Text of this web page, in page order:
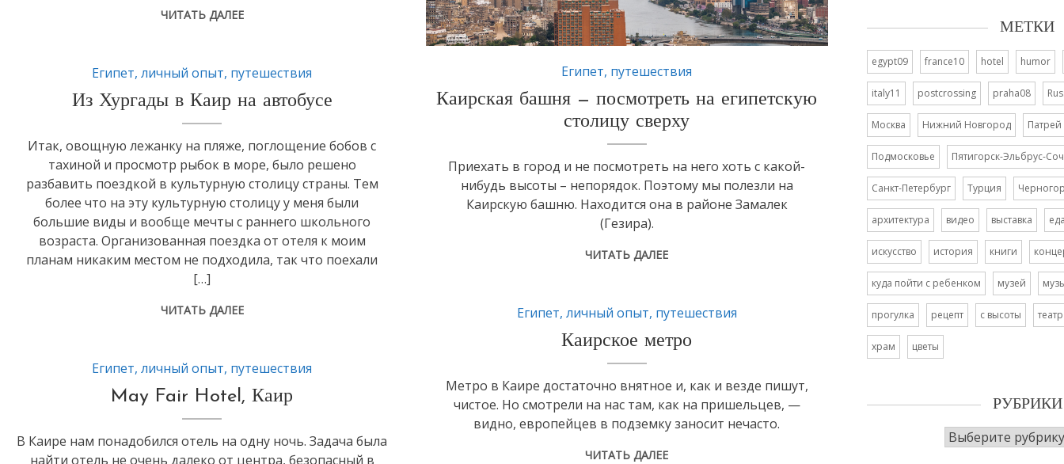
ЧИТАТЬ ДАЛЕЕ
Египет, путешествия
Каирская башня — посмотреть на египетскую
столицу сверху
Приехать в город и не посмотреть на него хоть с какой-
нибудь высоты – непорядок. Поэтому мы полезли на
Каирскую башню. Находится она в районе Замалек
(Гезира).
ЧИТАТЬ ДАЛЕЕ
Египет,личный опыт, путешествия
Из Хургады в Каир на автобусе
Итак, овощную лежанку на пляже, поглощение бобов с
тахиной и просмотр рыбок в море, было решено
разбавить поездкой в культурную столицу страны. Тем
более что на эту культурную столицу у меня были
большие виды и вообще мечты с раннего школьного
возраста. Организованная поездка от отеля к моим
планам никаким местом не подходила, так что поехали
[…]
ЧИТАТЬ ДАЛЕЕ Египет, личный опыт, путешествия
Каирское метро
Метро в Каире достаточно внятное и, как и везде пишут,
чистое. Но смотрели на нас там, как на пришельцев, —
видно, европейцев в подземку заносит нечасто.
ЧИТАТЬ ДАЛЕЕ
Египет,личный опыт, путешествия
May Fair Hotel, Каир
В Каире нам понадобился отель на одну ночь. Задача была
найти отель не очень далеко от центра, безопасный в
МЕТКИ
egypt09 france10 hotel humor
italy11 postcrossing praha08
Москва Нижний Новгород Патрей
Подмосковье Пятигорск-Эльбрус-
Санкт-Петербург Турция
архитектура видео выставка
искусство история книги
куда пойти с ребенком музей
прогулка рецепт с высоты театр
храм цветы
РУБРИКИ
Рубрики